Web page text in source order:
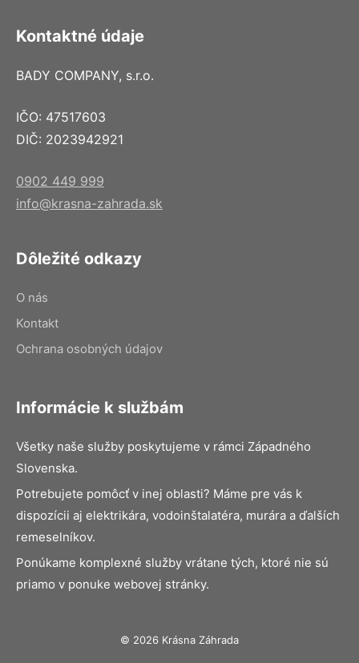
Kontaktné údaje
BADY COMPANY, s.r.o.
IČO: 47517603
DIČ: 2023942921
0902 449 999
info@krasna-zahrada.sk
Dôležité odkazy
O nás
Kontakt
Ochrana osobných údajov
Informácie k službám
Všetky naše služby poskytujeme v rámci Západného
Slovenska.
Potrebujete pomôcť v inej oblasti? Máme pre vás k
dispozícii aj elektrikára, vodoinštalatéra, murára a ďalších
remeselníkov.
Ponúkame komplexné služby vrátane tých, ktoré nie sú
priamo v ponuke webovej stránky.
© 2026 Krásna Záhrada